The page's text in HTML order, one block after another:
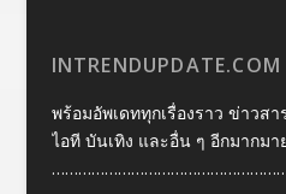
INTRENDUPDATE.COM
พร้อมอัพเดททุกเรื่องราว ข่าวส
ไอที บันเทิง และอื่น ๆ อีกมากมา